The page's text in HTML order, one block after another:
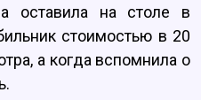
оставила на столе в
стоимостью в 20
а когда вспомнила о